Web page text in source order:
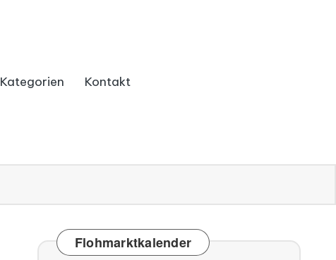
Kategorien Kontakt
Flohmarktkalender